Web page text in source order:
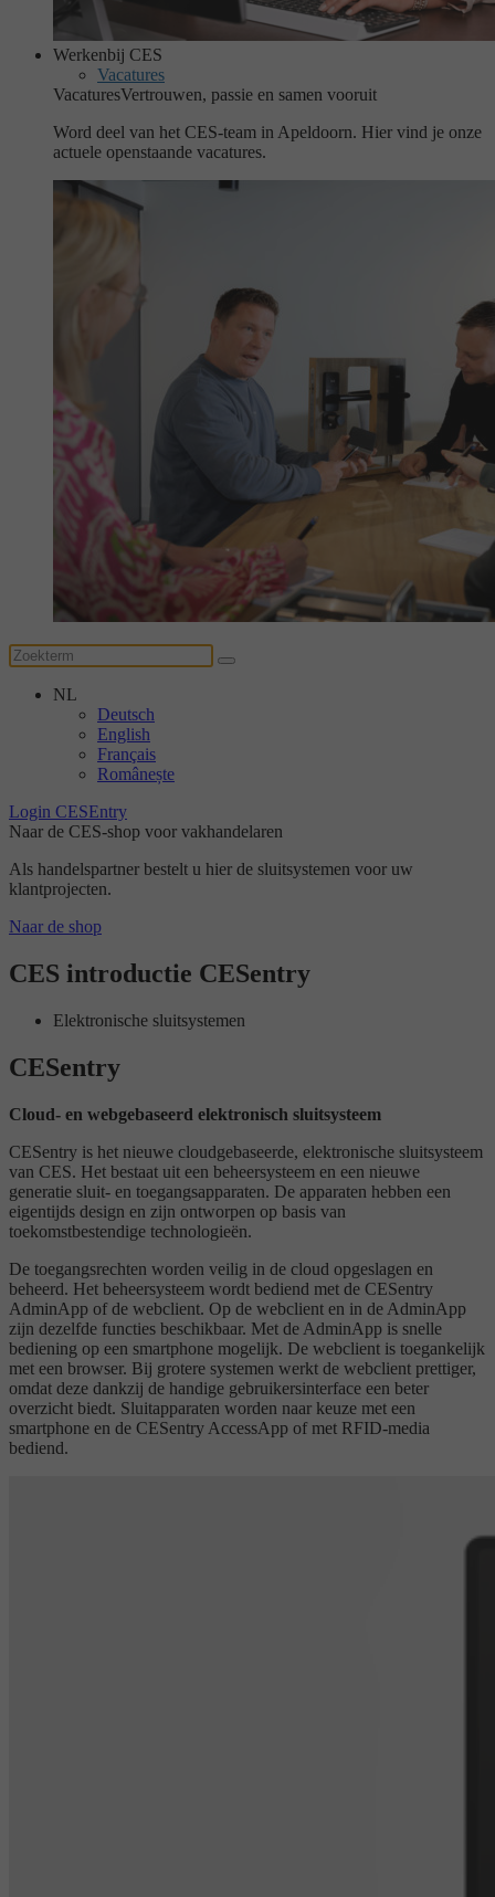
Werkenbij CES
Vacatures
VacaturesVertrouwen, passie en samen vooruit
Word deel van het CES-team in Apeldoorn. Hier vind je onze
actuele openstaande vacatures.
NL
Deutsch
English
Français
Românește
Login CESEntry
Naar de CES-shop voor vakhandelaren
Als handelspartner bestelt u hier de sluitsystemen voor uw
klantprojecten.
Naar de shop
CES introductie CESentry
Elektronische sluitsystemen
CESentry
Cloud- en webgebaseerd elektronisch sluitsysteem
CESentry is het nieuwe cloudgebaseerde, elektronische sluitsysteem
van CES. Het bestaat uit een beheersysteem en een nieuwe
generatie sluit- en toegangsapparaten. De apparaten hebben een
eigentijds design en zijn ontworpen op basis van
toekomstbestendige technologieën.
De toegangsrechten worden veilig in de cloud opgeslagen en
beheerd. Het beheersysteem wordt bediend met de CESentry
AdminApp of de webclient. Op de webclient en in de AdminApp
zijn dezelfde functies beschikbaar. Met de AdminApp is snelle
bediening op een smartphone mogelijk. De webclient is toegankelijk
met een browser. Bij grotere systemen werkt de webclient prettiger,
omdat deze dankzij de handige gebruikersinterface een beter
overzicht biedt. Sluitapparaten worden naar keuze met een
smartphone en de CESentry AccessApp of met RFID-media
bediend.